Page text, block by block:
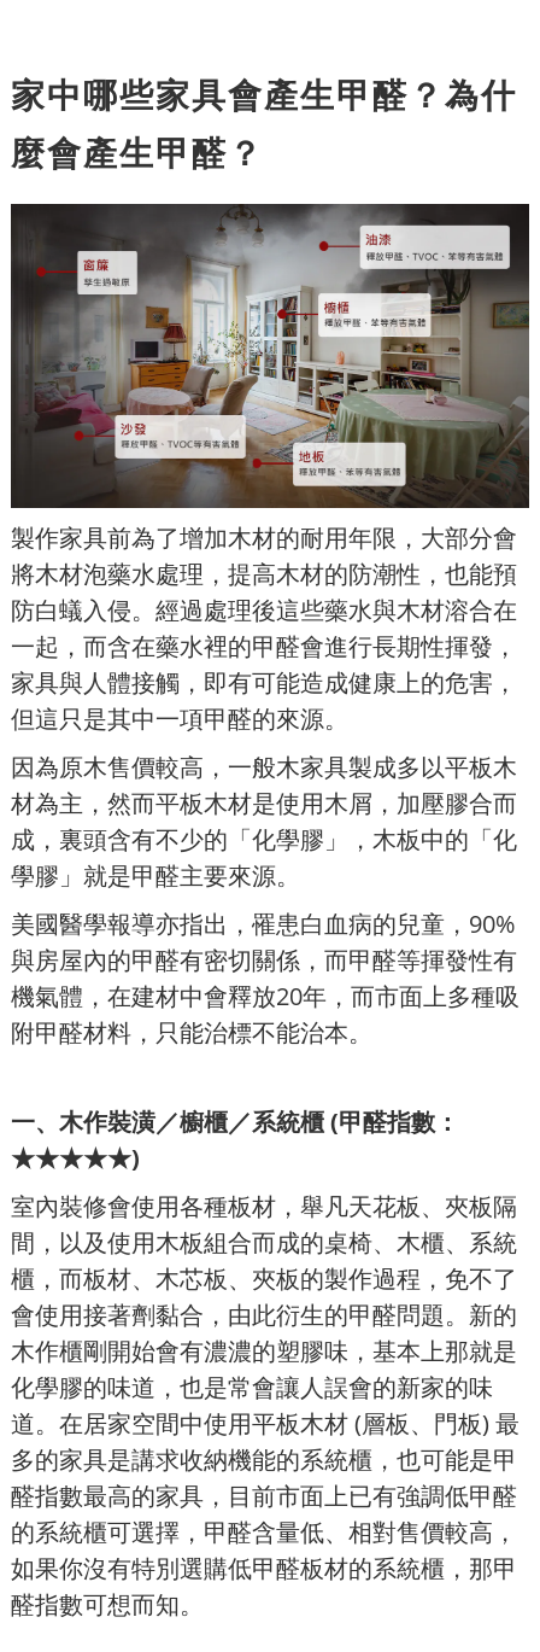
家中哪些家具會產生甲醛？為什
麼會產生甲醛？
製作家具前為了增加木材的耐用年限，大部分會
將木材泡藥水處理，提高木材的防潮性，也能預
防白蟻入侵。經過處理後這些藥水與木材溶合在
一起，而含在藥水裡的甲醛會進行長期性揮發，
家具與人體接觸，即有可能造成健康上的危害，
但這只是其中一項甲醛的來源。
因為原木售價較高，一般木家具製成多以平板木
材為主，然而平板木材是使用木屑，加壓膠合而
成，裏頭含有不少的「化學膠」，木板中的「化
學膠」就是甲醛主要來源。
美國醫學報導亦指出，罹患白血病的兒童，90%
與房屋內的甲醛有密切關係，而甲醛等揮發性有
機氣體，在建材中會釋放20年，而市面上多種吸
附甲醛材料，只能治標不能治本。
一、木作裝潢／櫥櫃／系統櫃 (甲醛指數：
★★★★★)
室內裝修會使用各種板材，舉凡天花板、夾板隔
間，以及使用木板組合而成的桌椅、木櫃、系統
櫃，而板材、木芯板、夾板的製作過程，免不了
會使用接著劑黏合，由此衍生的甲醛問題。新的
木作櫃剛開始會有濃濃的塑膠味，基本上那就是
化學膠的味道，也是常會讓人誤會的新家的味
道。在居家空間中使用平板木材 (層板、門板) 最
多的家具是講求收納機能的系統櫃，也可能是甲
醛指數最高的家具，目前市面上已有強調低甲醛
的系統櫃可選擇，甲醛含量低、相對售價較高，
如果你沒有特別選購低甲醛板材的系統櫃，那甲
醛指數可想而知。